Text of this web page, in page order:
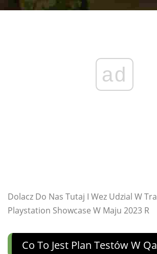
ad
Dolacz Do Nas Tutaj I Wez Udzial W
Playstation Showcase W Maju 2023 R
Co To Jest Plan Testów W Qa